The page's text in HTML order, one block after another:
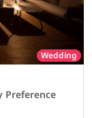
Wedding
Preference